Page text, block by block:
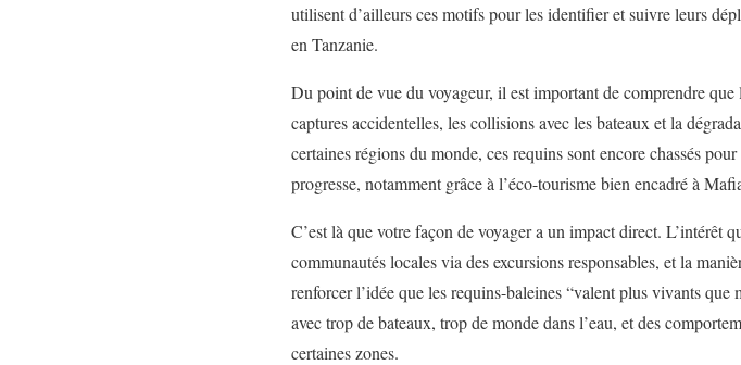
utilisent d’ailleurs ces motifs pour les identifier et suivre leurs
en Tanzanie.
Du point de vue du voyageur, il est important de comprendre
captures accidentelles, les collisions avec les bateaux et la
certaines régions du monde, ces requins sont encore chassés
progresse, notamment grâce à l’éco-tourisme bien encadré à
C’est là que votre façon de voyager a un impact direct. L’intérêt
communautés locales via des excursions responsables, et la
renforcer l’idée que les requins-baleines “valent plus vivants
avec trop de bateaux, trop de monde dans l’eau, et des
certaines zones.